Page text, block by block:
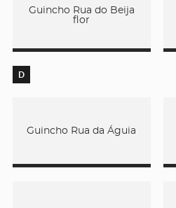
Guincho Rua do Beija
flor
D
Guincho Rua da Águia